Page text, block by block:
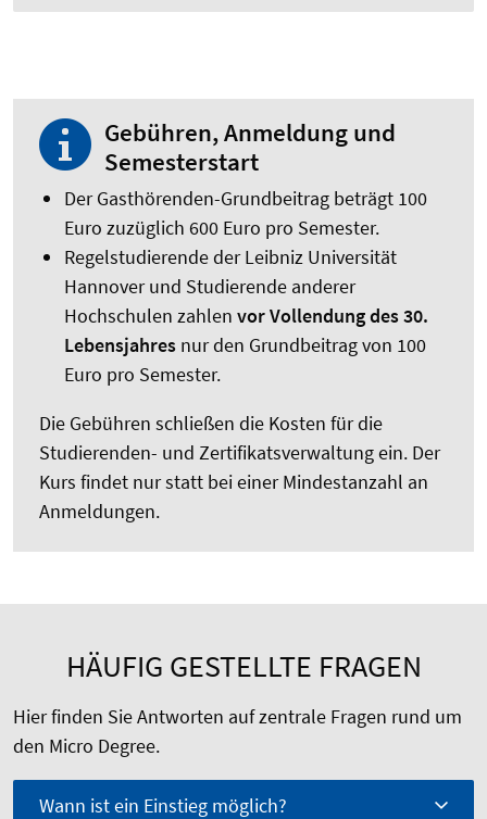
Gebühren, Anmeldung und
Semesterstart
Der Gasthörenden-Grundbeitrag beträgt 100
Euro zuzüglich 600 Euro pro Semester.
Regelstudierende der Leibniz Universität
Hannover und Studierende anderer
Hochschulen zahlen vor Vollendung des 30.
Lebensjahresnur den Grundbeitrag von 100
Euro pro Semester.
Die Gebühren schließen die Kosten für die
Studierenden- und Zertifikatsverwaltung ein. Der
Kurs findet nur statt bei einer Mindestanzahl an
Anmeldungen.
HÄUFIG GESTELLTE FRAGEN
Hier finden Sie Antworten auf zentrale Fragen rund um
den Micro Degree.
Wann ist ein Einstieg möglich?